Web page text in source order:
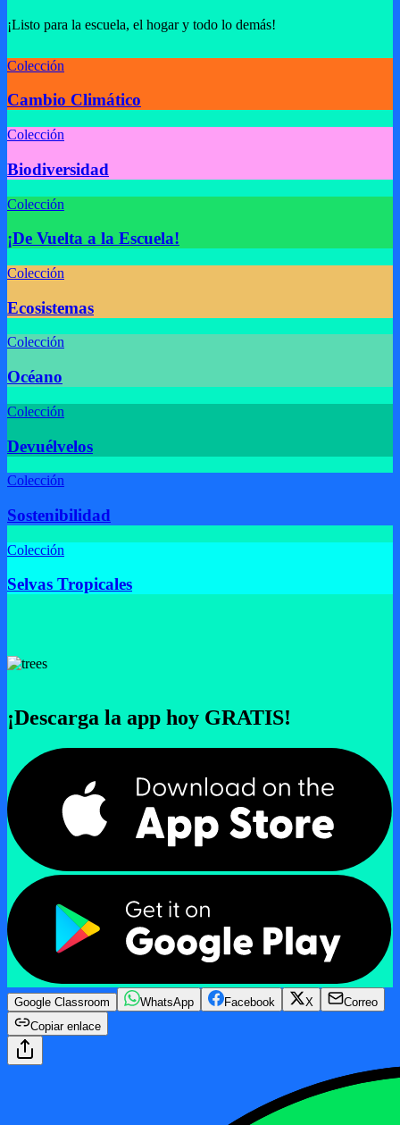
¡Listo para la escuela, el hogar y todo lo demás!
Colección
Cambio Climático
Colección
Biodiversidad
Colección
¡De Vuelta a la Escuela!
Colección
Ecosistemas
Colección
Océano
Colección
Devuélvelos
Colección
Sostenibilidad
Colección
Selvas Tropicales
¡Descarga la app hoy GRATIS!
Google Classroom WhatsApp Facebook X
Correo
Copiar enlace